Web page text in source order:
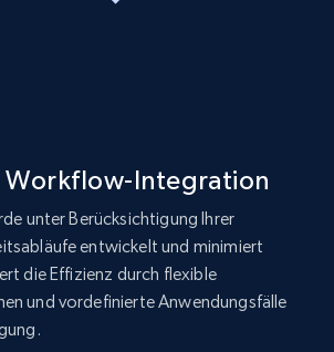
data from shop's URL
search
Sponsored, Initial price, Final
Sold, and more.
Integration
unter Berücksichtigung Ihrer
entwickelt und minimiert
die Effizienz durch flexible
und vordefinierte Anwendungsfälle